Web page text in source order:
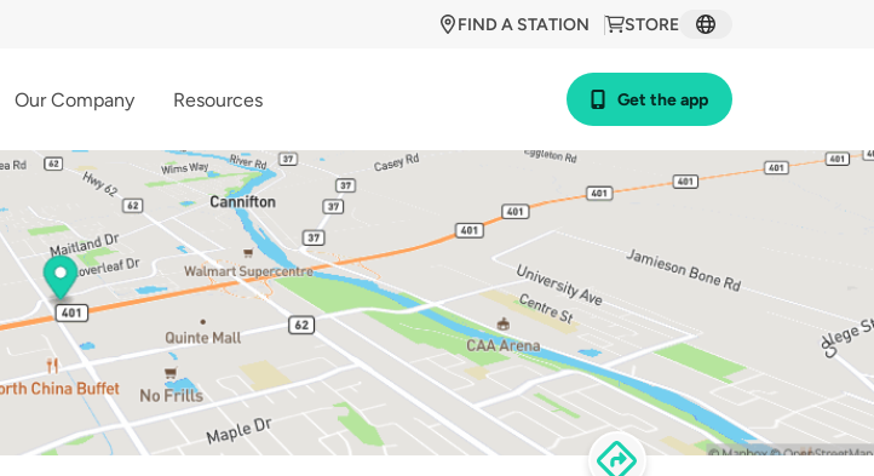
STORE
FIND A STATION
Our Company Resources Get the app